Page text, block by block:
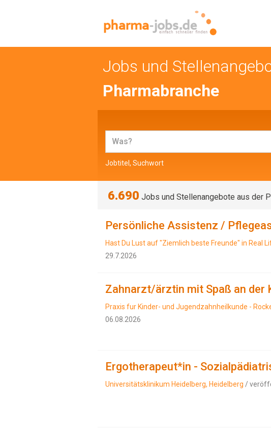
Jobs und
Pharmabranche
Jobtitel, Suchwort
6.690 Jobs und Stellenangebote aus der
Persönliche Assistenz /
Hast Du Lust auf "Ziemlich beste Freunde" in Real
29.7.2026
Zahnarzt/ärztin mit Spaß an der
Praxis fur Kinder- und Jugendzahnheilkunde -
06.08.2026
Ergotherapeut*in -
Universitätsklinikum Heidelberg, Heidelberg /